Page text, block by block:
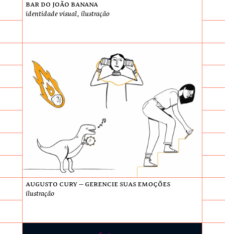
Bar do João Banana
identidade visual, ilustração
Augusto Cury – Gerencie suas emoções
ilustração